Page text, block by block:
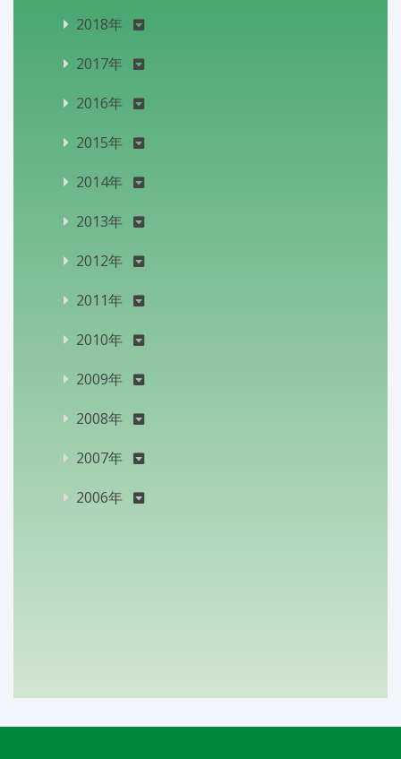
2018年
2017年
2016年
2015年
2014年
2013年
2012年
2011年
2010年
2009年
2008年
2007年
2006年